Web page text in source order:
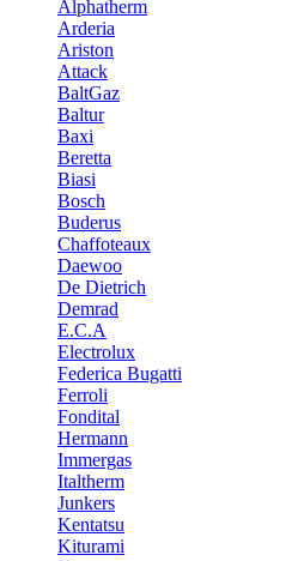
Alphatherm
Arderia
Ariston
Attack
BaltGaz
Baltur
Baxi
Beretta
Biasi
Bosch
Buderus
Chaffoteaux
Daewoo
De Dietrich
Demrad
E.C.A
Electrolux
Federica Bugatti
Ferroli
Fondital
Hermann
Immergas
Italtherm
Junkers
Kentatsu
Kiturami